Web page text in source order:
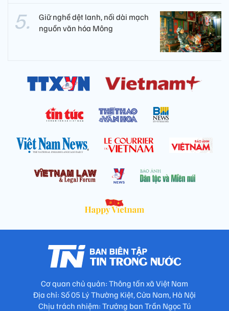
Giữ nghề dệt lanh, nối dài mạch
nguồn văn hóa Mông
Cơ quan chủ quản: Thông tấn xã Việt Nam
Địa chỉ: Số 05 Lý Thường Kiệt, Cửa Nam, Hà Nội
Chịu trách nhiệm: Trưởng ban Trần Ngọc Tú